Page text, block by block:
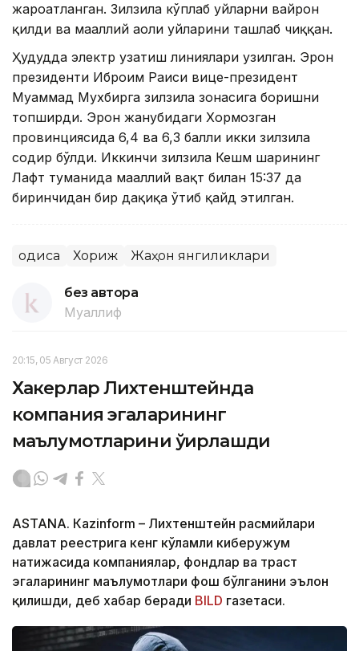
жароҳатланган. Зилзила кўплаб уйларни вайрон
қилди ва маҳаллий аҳоли уйларини ташлаб чиққан.
Ҳудудда электр узатиш линиялари узилган. Эрон
президенти Иброҳим Раиси вице-президент
Муҳаммад Мухбирга зилзила зонасига боришни
топширди. Эрон жанубидаги Хормозган
провинциясида 6,4 ва 6,3 балли икки зилзила
содир бўлди. Иккинчи зилзила Кешм шаҳрининг
Лафт туманида маҳаллий вақт билан 15:37 да
биринчидан бир дақиқа ўтиб қайд этилган.
Ҳодиса Хориж Жаҳон янгиликлари
без автора
Муаллиф
20:15, 05 Август 2026
Хакерлар Лихтенштейнда
компания эгаларининг
маълумотларини ўғирлашди
ASTANА. Кazinform – Лихтенштейн расмийлари
давлат реестрига кенг кўламли киберҳужум
натижасида компаниялар, фондлар ва траст
эгаларининг маълумотлари фош бўлганини эълон
қилишди, деб хабар беради BILD газетаси.